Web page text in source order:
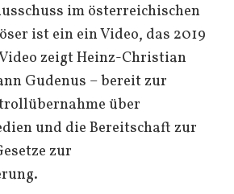
im österreichischen
ist ein ein Video, das 2019
zeigt Heinz-Christian
Gudenus – bereit zur
über
und die Bereitschaft zur
zur